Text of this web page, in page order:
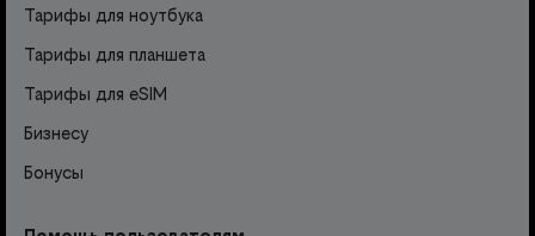
Тарифы для ноутбука
Тарифы для планшета
Тарифы для eSIM
Бизнесу
Бонусы